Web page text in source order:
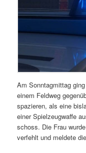
Am Sonntagmittag
einem Feldweg
spazieren, als eine
einer Spielzeugwaffe
schoss. Die Frau
verfehlt und meldete